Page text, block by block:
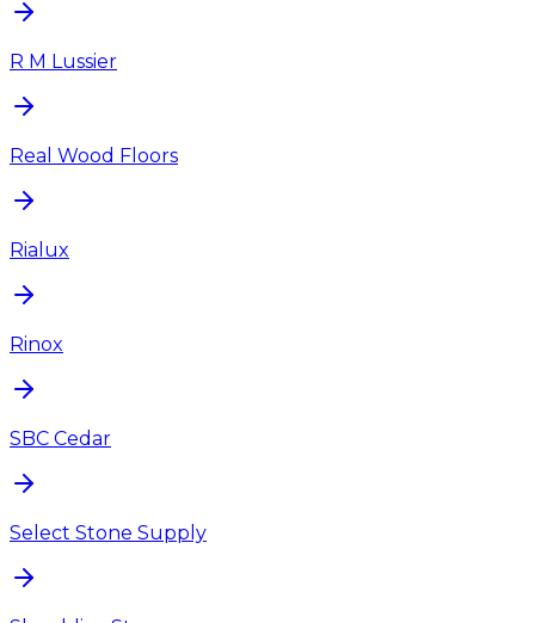
R M Lussier
Real Wood Floors
Rialux
Rinox
SBC Cedar
Select Stone Supply